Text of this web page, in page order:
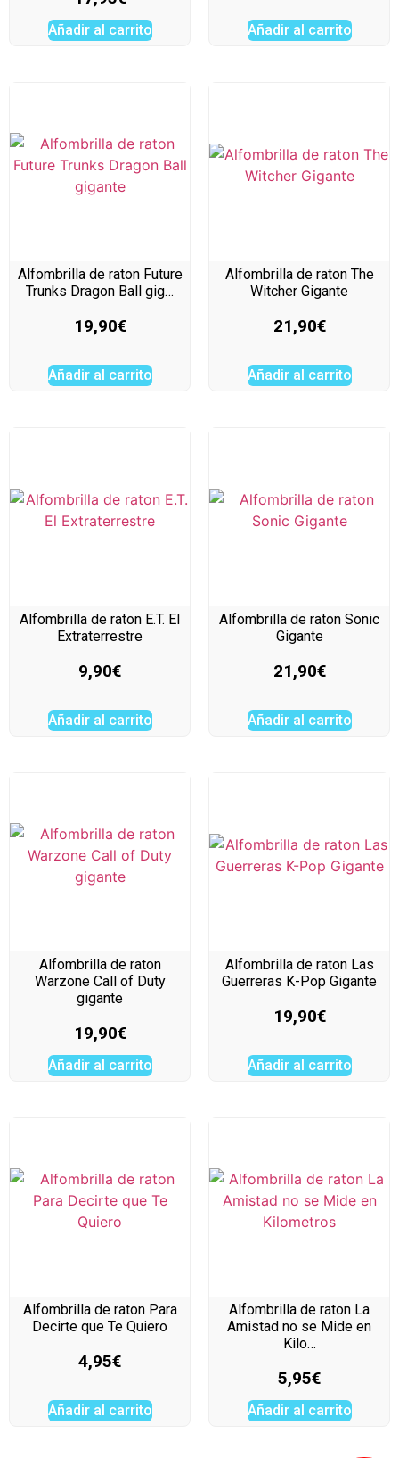
Añadir al carrito Añadir al carrito
Alfombrilla de raton Future
Trunks Dragon Ball gig…
19,90€
Añadir al carrito
Alfombrilla de raton The
Witcher Gigante
21,90€
Añadir al carrito
Alfombrilla de raton E.T. El
Extraterrestre
9,90€
Añadir al carrito
Alfombrilla de raton Sonic
Gigante
21,90€
Añadir al carrito
Alfombrilla de raton
Warzone Call of Duty
gigante
19,90€
Añadir al carrito
Alfombrilla de raton Las
Guerreras K-Pop Gigante
19,90€
Añadir al carrito
Alfombrilla de raton Para
Decirte que Te Quiero
4,95€
Añadir al carrito
Alfombrilla de raton La
Amistad no se Mide en
Kilo…
5,95€
Añadir al carrito